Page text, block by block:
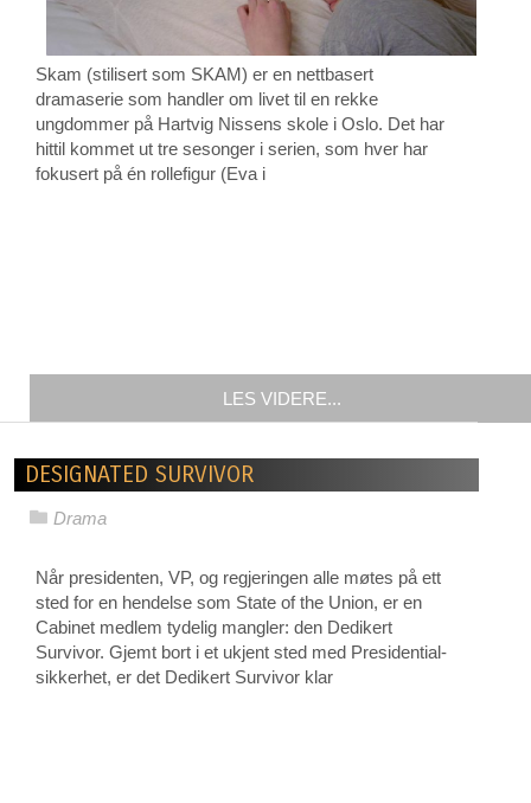
Skam (stilisert som SKAM) er en nettbasert
dramaserie som handler om livet til en rekke
ungdommer på Hartvig Nissens skole i Oslo. Det har
hittil kommet ut tre sesonger i serien, som hver har
fokusert på én rollefigur (Eva i
LES VIDERE...
DESIGNATED SURVIVOR
Drama
Når presidenten, VP, og regjeringen alle møtes på ett
sted for en hendelse som State of the Union, er en
Cabinet medlem tydelig mangler: den Dedikert
Survivor. Gjemt bort i et ukjent sted med Presidential-
sikkerhet, er det Dedikert Survivor klar